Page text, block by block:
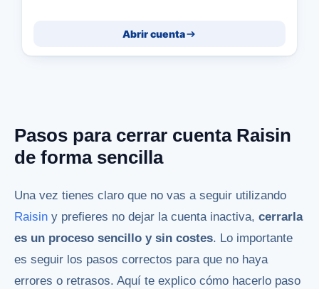
Abrir cuenta
Pasos para cerrar cuenta Raisin
de forma sencilla
Una vez tienes claro que no vas a seguir utilizando
Raisin y prefieres no dejar la cuenta inactiva, cerrarla
es un proceso sencillo y sin costes. Lo importante
es seguir los pasos correctos para que no haya
errores o retrasos. Aquí te explico cómo hacerlo paso